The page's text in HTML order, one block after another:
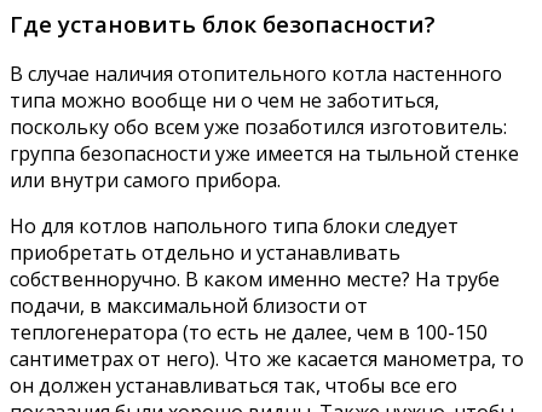
Где установить блок безопасности?
В случае наличия отопительного котла настенного
типа можно вообще ни о чем не заботиться,
поскольку обо всем уже позаботился изготовитель:
группа безопасности уже имеется на тыльной стенке
или внутри самого прибора.
Но для котлов напольного типа блоки следует
приобретать отдельно и устанавливать
собственноручно. В каком именно месте? На трубе
подачи, в максимальной близости от
теплогенератора (то есть не далее, чем в 100-150
сантиметрах от него). Что же касается манометра, то
он должен устанавливаться так, чтобы все его